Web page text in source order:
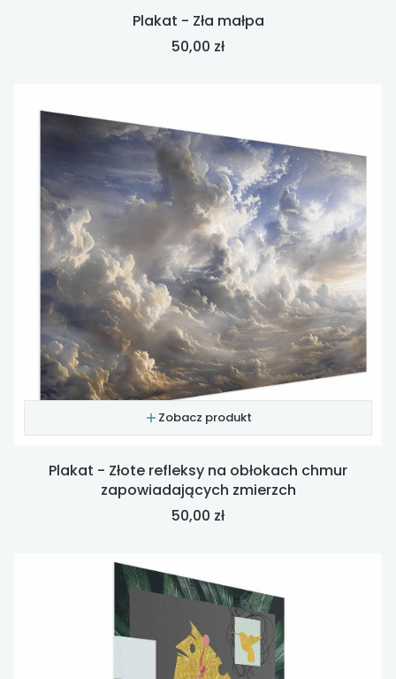
Plakat - Zła małpa
Cena
50,00 zł
Zobacz produkt
Plakat - Złote refleksy na obłokach chmur
zapowiadających zmierzch
Cena
50,00 zł